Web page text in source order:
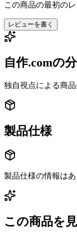
この商品の最初の
レビューを書く
自作.comの
独自視点による商
製品仕様
製品仕様の情報は
この商品を